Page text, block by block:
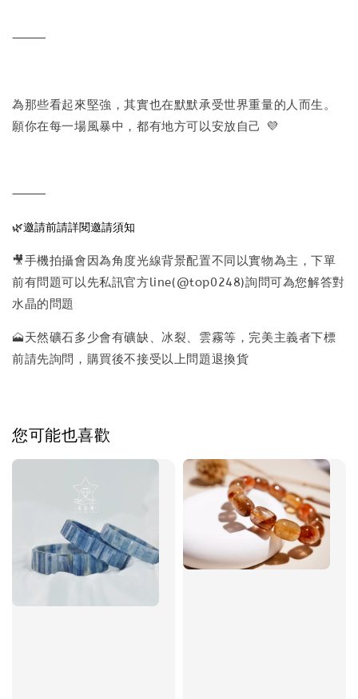
⸻
為那些看起來堅強，其實也在默默承受世界重量的人而生。
願你在每一場風暴中，都有地方可以安放自己 💜
⸻
🌿邀請前請詳閱邀請須知
🎥手機拍攝會因為角度光線背景配置不同以實物為主，下單
前有問題可以先私訊官方line(@top0248)詢問可為您解答對
水晶的問題
🗻天然礦石多少會有礦缺、冰裂、雲霧等，完美主義者下標
前請先詢問，購買後不接受以上問題退換貨
您可能也喜歡